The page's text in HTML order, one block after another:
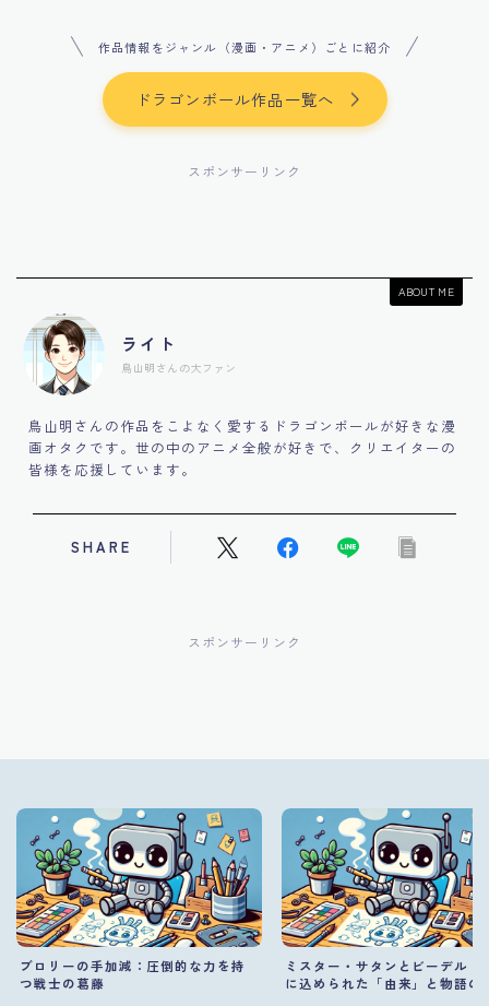
作品情報をジャンル（漫画・アニメ）ごとに紹介
ドラゴンボール作品一覧へ
スポンサーリンク
ABOUT ME
ライト
鳥山明さんの大ファン
鳥山明さんの作品をこよなく愛するドラゴンボールが好きな漫
画オタクです。世の中のアニメ全般が好きで、クリエイターの
皆様を応援しています。
SHARE
スポンサーリンク
ブロリーの手加減：圧倒的な力を持
つ戦士の葛藤
ミスター・サタンとビーデル：
に込められた「由来」と物語の